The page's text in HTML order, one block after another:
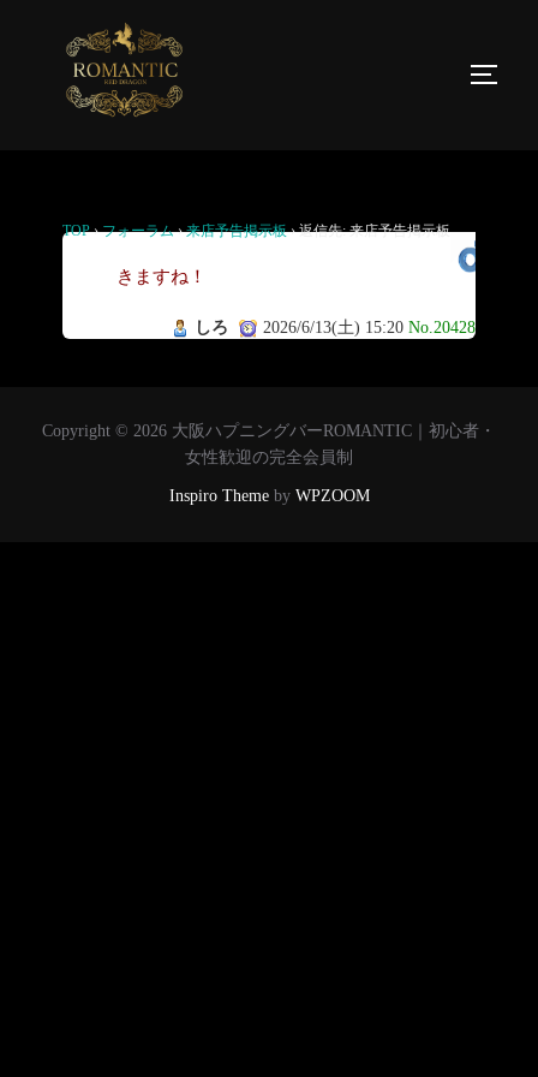
返信先: 来店予告掲示板
TOP › フォーラム › 来店予告掲示板 › 返信先: 来店予告掲示板
行
きますね！
しろ 2026/6/13(土) 15:20 No.20428
Copyright © 2026 大阪ハプニングバーROMANTIC｜初心者・
女性歓迎の完全会員制
Inspiro Themeby WPZOOM